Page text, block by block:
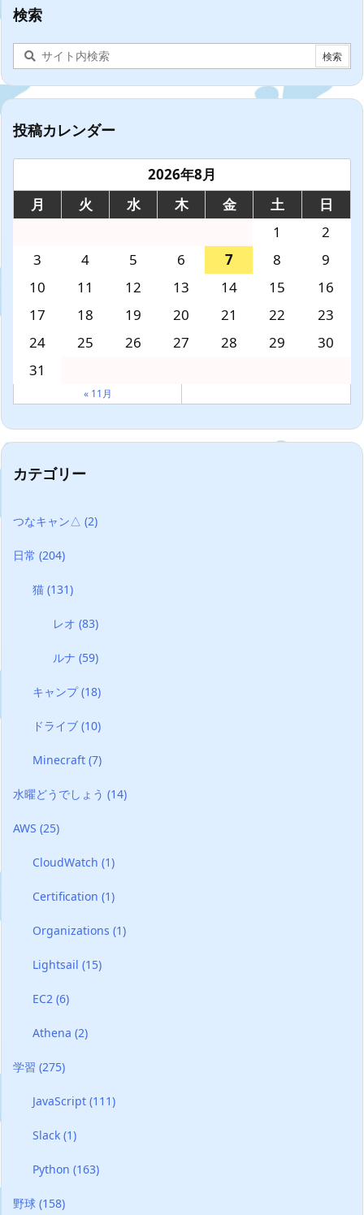
検索
投稿カレンダー
2026年8月
月
火 水 木 金 土
日
1
2
3
4 5 6 7 8
9
10
11 12 13 14 15
16
17
18 19 20 21 22
23
24
25 26 27 28 29
30
31
« 11月
カテゴリー
つなキャン△ (2)
日常 (204)
猫(131)
レオ (83)
ルナ (59)
キャンプ(18)
ドライブ(10)
Minecraft(7)
水曜どうでしょう (14)
AWS (25)
CloudWatch(1)
Certification(1)
Organizations(1)
Lightsail(15)
EC2(6)
Athena(2)
学習 (275)
JavaScript(111)
Slack(1)
Python(163)
野球 (158)